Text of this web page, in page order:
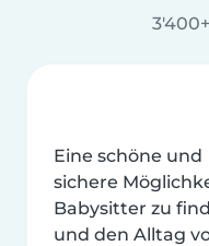
Eine schöne und
sichere
Babysitter zu
und den Alltag